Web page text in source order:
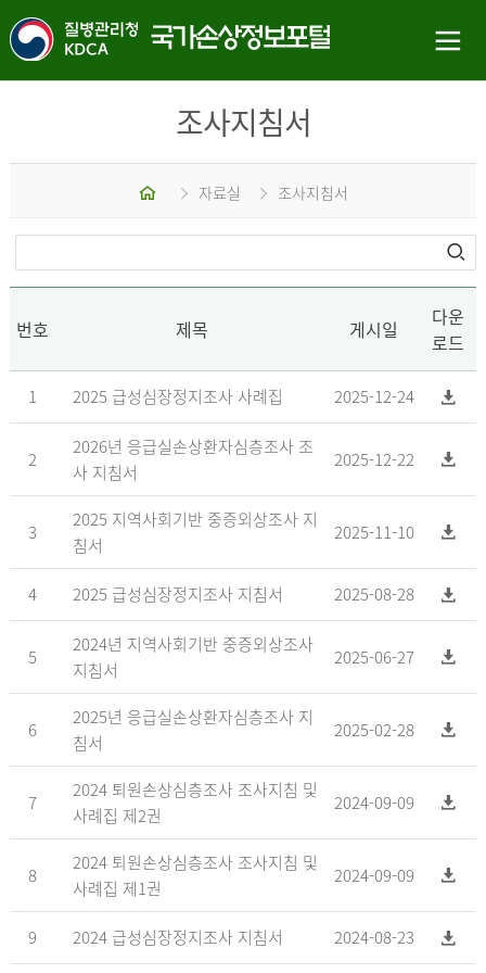
조사지침서
홈 자료실 조사지침서
번호 제목 게시일
다운
로드
1 2025 급성심장정지조사 사례집 2025-12-24
2
2026년 응급실손상환자심층조사 조
사 지침서
2025-12-22
3
2025 지역사회기반 중증외상조사 지
침서
2025-11-10
4 2025 급성심장정지조사 지침서 2025-08-28
5
2024년 지역사회기반 중증외상조사
지침서
2025-06-27
6
2025년 응급실손상환자심층조사 지
침서
2025-02-28
7
2024 퇴원손상심층조사 조사지침 및
사례집 제2권
2024-09-09
8
2024 퇴원손상심층조사 조사지침 및
사례집 제1권
2024-09-09
9 2024 급성심장정지조사 지침서 2024-08-23